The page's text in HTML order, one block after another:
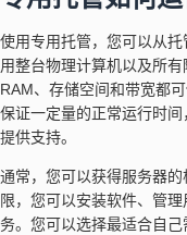
使用专用托管，您可以从
用整台物理计算机以及所有
RAM、存储空间和带宽都
保证一定量的正常运行时
提供支持。
通常，您可以获得服务器
限，您可以安装软件、管
务。您可以选择最适合自己